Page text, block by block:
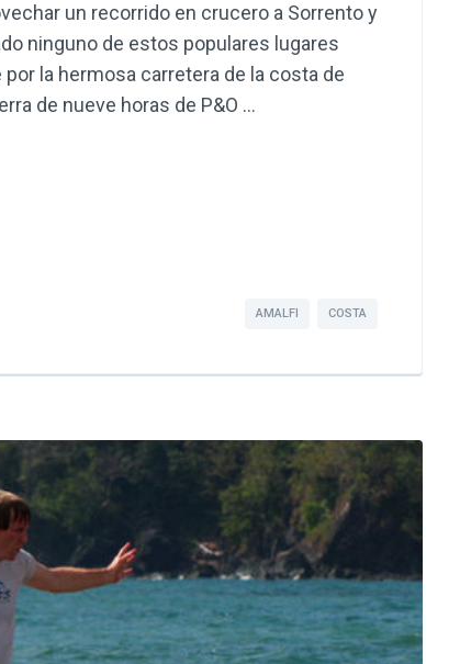
un recorrido en crucero a Sorrento y
ninguno de estos populares lugares
la hermosa carretera de la costa de
de nueve horas de P&O …
AMALFI COSTA